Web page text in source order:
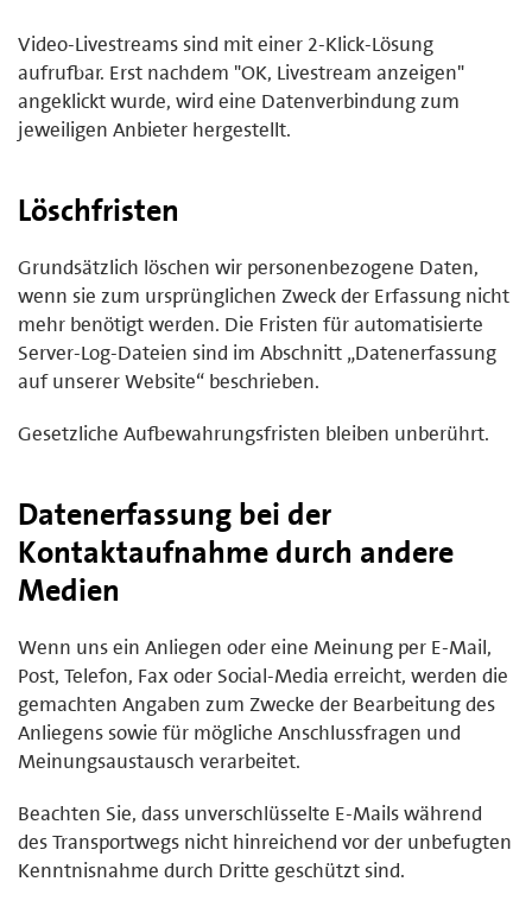
Video-Livestreams sind mit einer 2-Klick-Lösung
aufrufbar. Erst nachdem "OK, Livestream anzeigen"
angeklickt wurde, wird eine Datenverbindung zum
jeweiligen Anbieter hergestellt.
Löschfristen
Grundsätzlich löschen wir personenbezogene Daten,
wenn sie zum ursprünglichen Zweck der Erfassung nicht
mehr benötigt werden. Die Fristen für automatisierte
Server-Log-Dateien sind im Abschnitt „Datenerfassung
auf unserer Website“ beschrieben.
Gesetzliche Aufbewahrungsfristen bleiben unberührt.
Datenerfassung bei der
Kontaktaufnahme durch andere
Medien
Wenn uns ein Anliegen oder eine Meinung per E-Mail,
Post, Telefon, Fax oder Social-Media erreicht, werden die
gemachten Angaben zum Zwecke der Bearbeitung des
Anliegens sowie für mögliche Anschlussfragen und
Meinungsaustausch verarbeitet.
Beachten Sie, dass unverschlüsselte E-Mails während
des Transportwegs nicht hinreichend vor der unbefugten
Kenntnisnahme durch Dritte geschützt sind.